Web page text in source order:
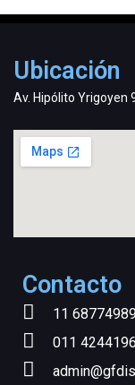
Ubicación
Av. Hipólito Yrigoyen
Contacto
11
011